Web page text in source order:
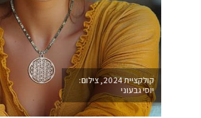
קולקציית 2024, צילום:
יוסי גבעוני